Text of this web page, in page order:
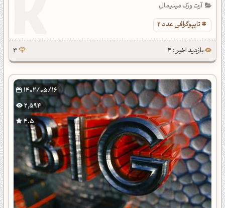
آرت ورک مینیمال
تایپوگرافی عدد 2
بازدید اخیر : 4 3
1402/05/16
2,594
4.5